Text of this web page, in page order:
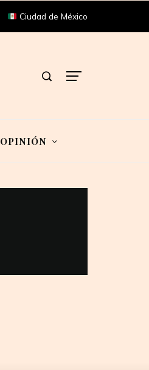
Ciudad de México
OPINIÓN